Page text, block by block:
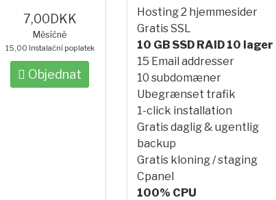
7,00DKK
Měsíčně
15,00 Instalační poplatek
Objednat
Hosting 2 hjemmesider
Gratis SSL
10 GB SSD RAID 10 lager
15 Email addresser
10 subdomæner
Ubegrænset trafik
1-click installation
Gratis daglig & ugentlig
backup
Gratis kloning / staging
Cpanel
100% CPU